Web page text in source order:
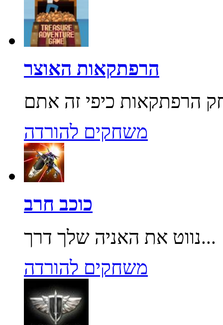
הרפתקאות האוצר
משחקים להורדה
כוכב חרב
נווט את האניה שלך דרך...
משחקים להורדה